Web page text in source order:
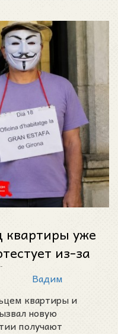
уже
из-за
после
найма
Вадим
квартиры и
новую
получают